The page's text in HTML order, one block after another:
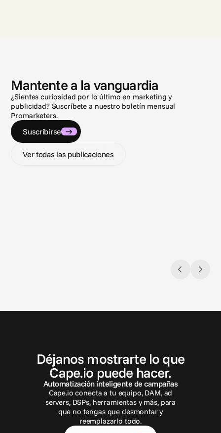
N ci
Mantente a la vanguardia
¿Sientes curiosidad por lo último en marketing y
publicidad? Suscríbete a nuestro boletín mensual
Promarketers.
Suscribirse
Ver todas las publicaciones
c a o
Déjanos mostrarte lo que
Cape.io puede hacer.
Automatización inteligente de campañas
Cape.io conecta a tu equipo, DAM, ad
servers, DSPs, herramientas y más, para
que no tengas que desmontar y
reemplazarlo todo.